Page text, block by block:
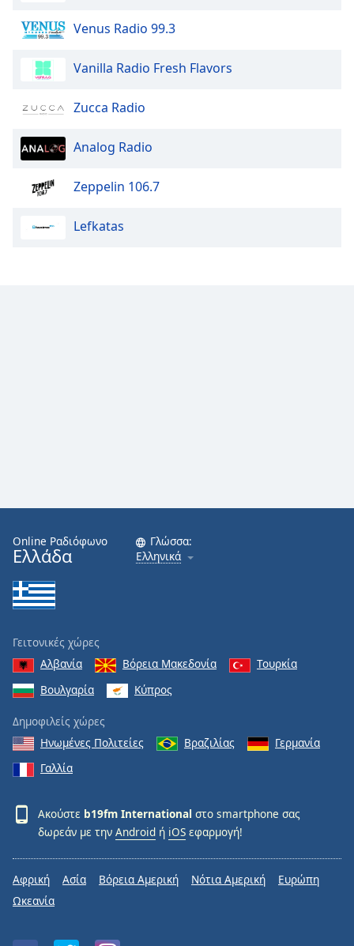
Venus Radio 99.3
Vanilla Radio Fresh Flavors
Zucca Radio
Analog Radio
Zeppelin 106.7
Lefkatas
Online Ραδιόφωνο
Ελλάδα
Γλώσσα:
Ελληνικά
Γειτονικές χώρες
Αλβανία
Βόρεια Μακεδονία
Τουρκία
Βουλγαρία
Κύπρος
Δημοφιλείς χώρες
Ηνωμένες Πολιτείες
Βραζιλίας
Γερμανία
Γαλλία
Ακούστε b19fm International στο smartphone σας
δωρεάν με την Android ή iOS εφαρμογή!
Αφρική Ασία Βόρεια Αμερική Νότια Αμερική
Ευρώπη
Ωκεανία